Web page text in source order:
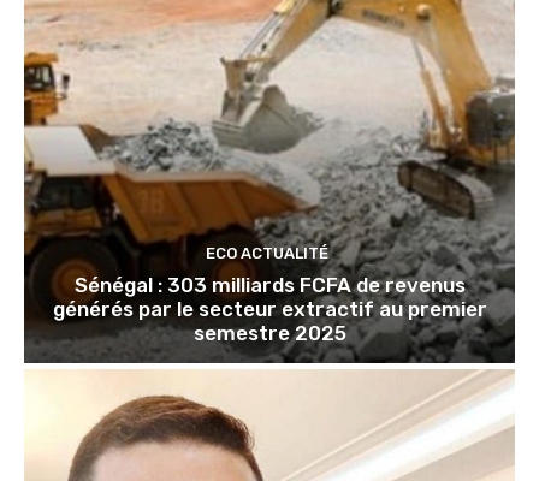
ECO ACTUALITÉ
Sénégal : 303 milliards FCFA de revenus
générés par le secteur extractif au premier
semestre 2025